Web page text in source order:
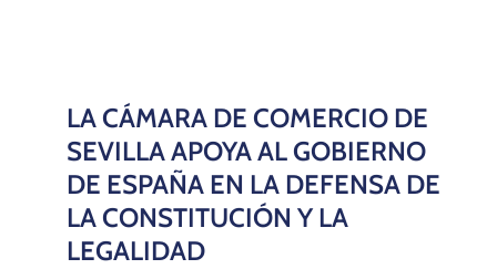
LA CÁMARA DE COMERCIO DE
SEVILLA APOYA AL GOBIERNO
DE ESPAÑA EN LA DEFENSA DE
LA CONSTITUCIÓN Y LA
LEGALIDAD